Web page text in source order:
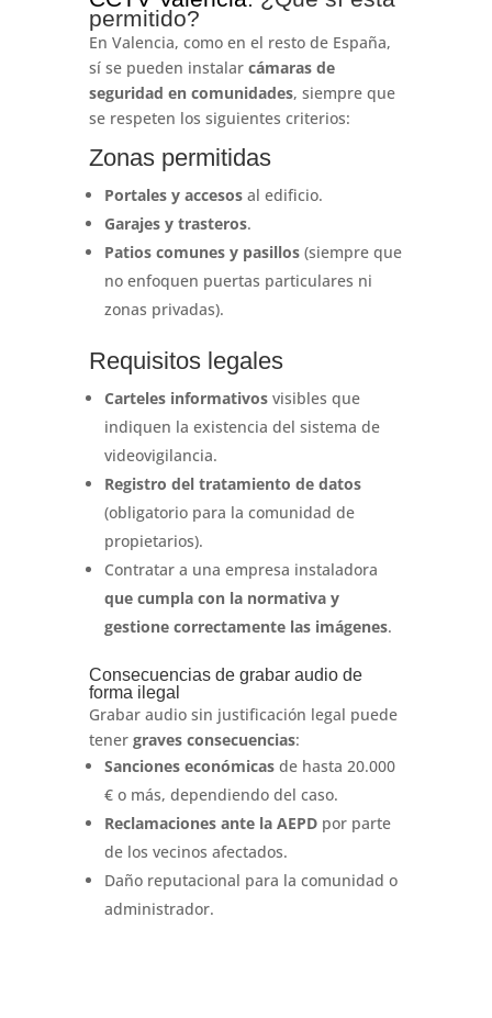
permitido?
En Valencia, como en el resto de España,
sí se pueden instalar cámaras de
seguridad en comunidades, siempre que
se respeten los siguientes criterios:
Zonas permitidas
Portales y accesosal edificio.
Garajes y trasteros.
Patios comunes y pasillos(siempre que
no enfoquen puertas particulares ni
zonas privadas).
Requisitos legales
Carteles informativosvisibles que
indiquen la existencia del sistema de
videovigilancia.
Registro del tratamiento de datos
(obligatorio para la comunidad de
propietarios).
Contratar a una empresa instaladora
que cumpla con la normativa y
gestione correctamente las imágenes.
Consecuencias de grabar audio de
forma ilegal
Grabar audio sin justificación legal puede
tener graves consecuencias:
Sanciones económicasde hasta 20.000
€ o más, dependiendo del caso.
Reclamaciones ante la AEPDpor parte
de los vecinos afectados.
Daño reputacional para la comunidad o
administrador.